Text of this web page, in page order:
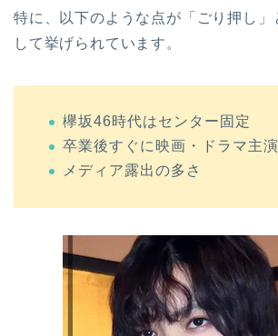
特に、以下のような点が「ごり押し」
して挙げられています。
欅坂46時代はセンター固定
卒業後すぐに映画・ドラマ主演
メディア露出の多さ